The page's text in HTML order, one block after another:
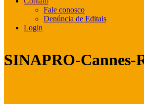
Fale conosco
Denúncia de Editais
Login
SINAPRO-Cannes-